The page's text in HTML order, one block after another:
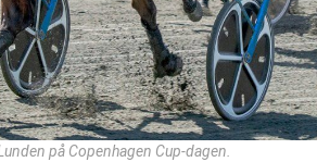
på Copenhagen Cup-dagen.